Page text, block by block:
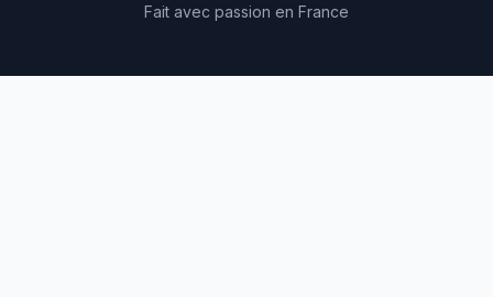
Fait avec passion en France